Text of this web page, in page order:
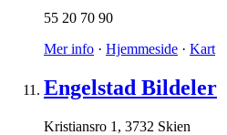
55 20 70 90
Mer info · Hjemmeside · Kart
Engelstad Bildeler
Kristiansro 1 , 3732 Skien